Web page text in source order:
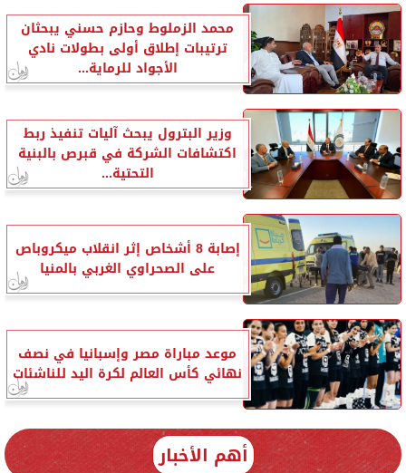
محمد الزملوط وحازم حسني يبحثان
ترتيبات إطلاق أولى بطولات نادي
الأجواد للرماية...
وزير البترول يبحث آليات تنفيذ ربط
اكتشافات الشركة في قبرص بالبنية
التحتية...
إصابة 8 أشخاص إثر انقلاب ميكروباص
على الصحراوي الغربي بالمنيا
موعد مباراة مصر وإسبانيا في نصف
نهائي كأس العالم لكرة اليد للناشئات
أهم الأخبار